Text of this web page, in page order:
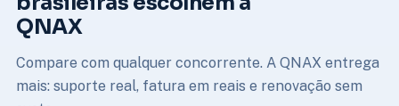
QNAX
Compare com qualquer concorrente. A QNAX entrega
mais: suporte real, fatura em reais e renovação sem